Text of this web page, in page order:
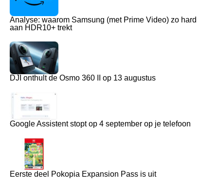
Analyse: waarom Samsung (met Prime Video) zo hard
aan HDR10+ trekt
DJI onthult de Osmo 360 II op 13 augustus
Google Assistent stopt op 4 september op je telefoon
Eerste deel Pokopia Expansion Pass is uit